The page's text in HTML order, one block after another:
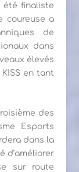
été finaliste
coureuse a
de
dans
élevés
en tant
des
Esports
dans la
d’améliorer
sur route